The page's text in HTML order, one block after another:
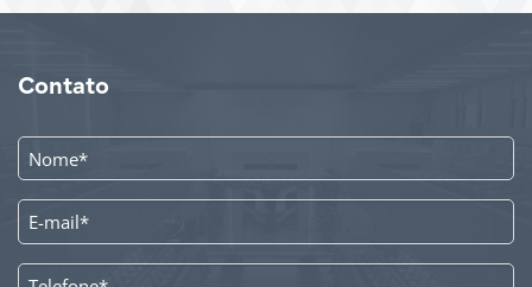
Contato
NOME
*
E-
MAIL
*
TELEFONE